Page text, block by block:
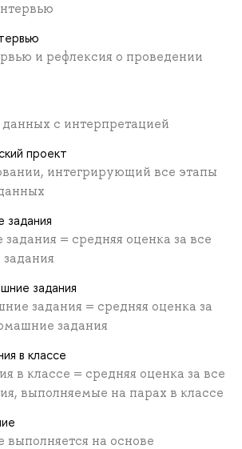
и рефлексия о проведении
с интерпретацией
проект
интегрирующий все этапы
задания
= средняя оценка за все
задания
задания = средняя оценка за
задания
в классе
в классе = средняя оценка за все
выполняемые на парах в классе
выполняется на основе